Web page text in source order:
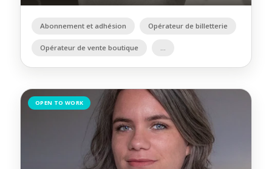
Abonnement et adhésion Opérateur de billetterie
Opérateur de vente boutique
OPEN TO WORK